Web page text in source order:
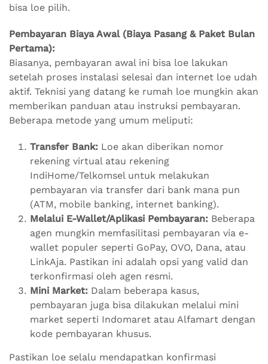
bisa loe pilih.
Pembayaran Biaya Awal (Biaya Pasang & Paket Bulan
Pertama):
Biasanya, pembayaran awal ini bisa loe lakukan
setelah proses instalasi selesai dan internet loe udah
aktif. Teknisi yang datang ke rumah loe mungkin akan
memberikan panduan atau instruksi pembayaran.
Beberapa metode yang umum meliputi:
Transfer Bank: Loe akan diberikan nomor
rekening virtual atau rekening
IndiHome/Telkomsel untuk melakukan
pembayaran via transfer dari bank mana pun
(ATM, mobile banking, internet banking).
Melalui E-Wallet/Aplikasi Pembayaran: Beberapa
agen mungkin memfasilitasi pembayaran via e-
wallet populer seperti GoPay, OVO, Dana, atau
LinkAja. Pastikan ini adalah opsi yang valid dan
terkonfirmasi oleh agen resmi.
Mini Market: Dalam beberapa kasus,
pembayaran juga bisa dilakukan melalui mini
market seperti Indomaret atau Alfamart dengan
kode pembayaran khusus.
Pastikan loe selalu mendapatkan konfirmasi